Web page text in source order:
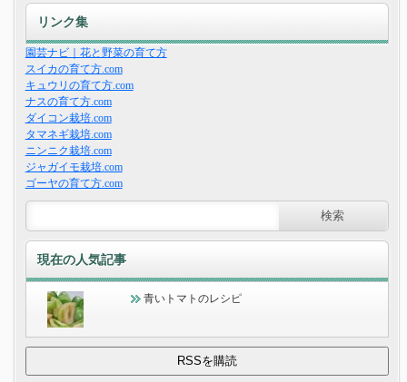
リンク集
園芸ナビ｜花と野菜の育て方
スイカの育て方.com
キュウリの育て方.com
ナスの育て方.com
ダイコン栽培.com
タマネギ栽培.com
ニンニク栽培.com
ジャガイモ栽培.com
ゴーヤの育て方.com
現在の人気記事
青いトマトのレシピ